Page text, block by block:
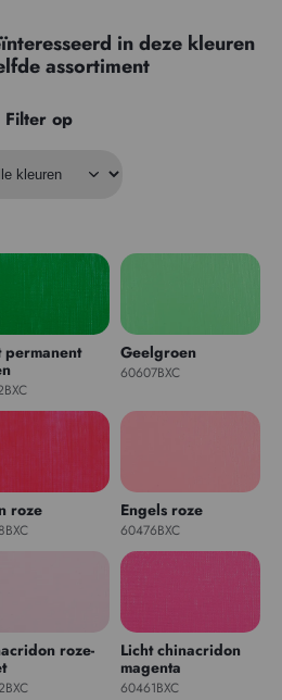
in deze kleuren
assortiment
Filter op
permanent
Geelgroen
60607BXC
roze Engels roze
60476BXC
roze-
Licht chinacridon
magenta
60461BXC